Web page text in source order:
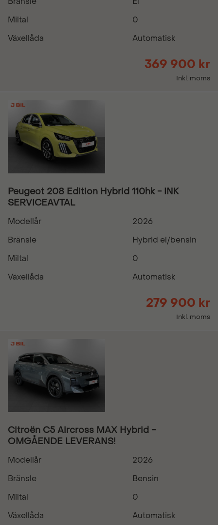
Miltal
0
Växellåda
Automatisk
369 900 kr
Inkl. moms
Peugeot 208 Edition Hybrid 110hk - INK
SERVICEAVTAL
Modellår
2026
Bränsle
Hybrid el/bensin
Miltal
0
Växellåda
Automatisk
279 900 kr
Inkl. moms
Citroën C5 Aircross MAX Hybrid -
OMGÅENDE LEVERANS!
Modellår
2026
Bränsle
Bensin
Miltal
0
Växellåda
Automatisk